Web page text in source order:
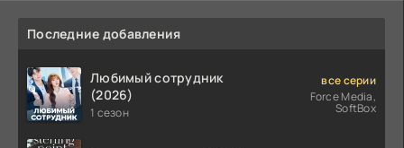
Последние добавления
Любимый сотрудник
(2026)
1 сезон
все серии
Force Media,
SoftBox